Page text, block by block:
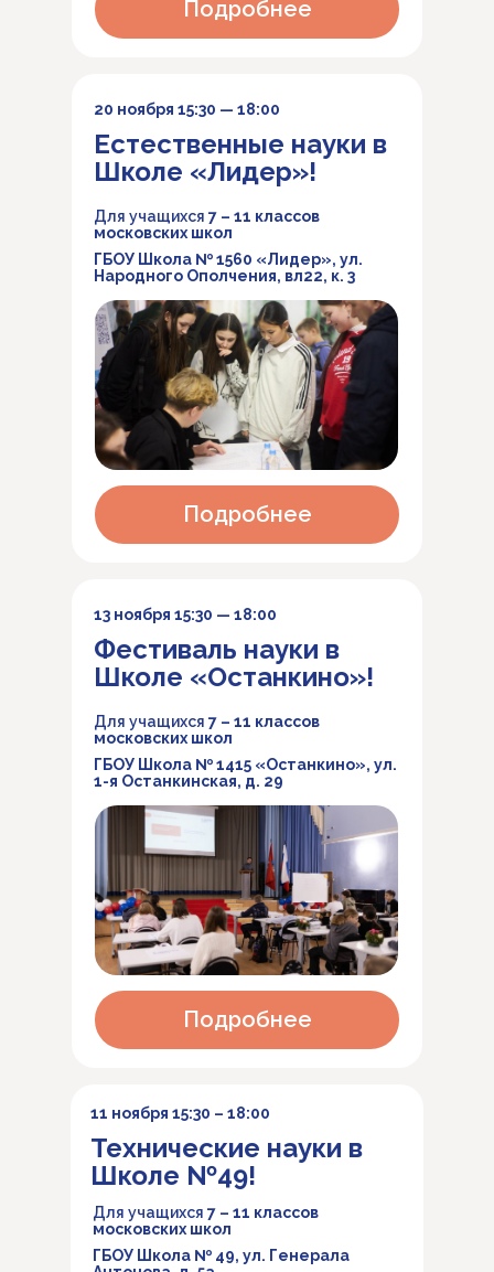
Подробнее
20 ноября 15:30 — 18:00
Естественные науки в
Школе «Лидер»!
Для учащихся 7 – 11 классов
московских школ
Подробнее
ГБОУ Школа № 1560 «Лидер», ул.
Народного Ополчения, вл22, к. 3
13 ноября 15:30 — 18:00
Фестиваль науки в
Школе «Останкино»!
Для учащихся 7 – 11 классов
московских школ
Подробнее
ГБОУ Школа № 1415 «Останкино», ул.
1-я Останкинская, д. 29
11 ноября 15:30 – 18:00
Технические науки в
Школе №49!
Для учащихся 7 – 11 классов
московских школ
ГБОУ Школа № 49, ул. Генерала